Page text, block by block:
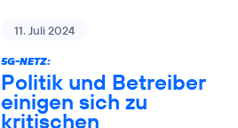
11. Juli 2024
5G-NETZ:
Politik und Betreiber
einigen sich zu
kritischen